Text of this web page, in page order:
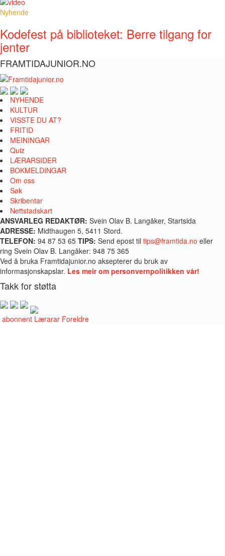
Nyhende
Kodefest på biblioteket: Berre tilgang for
jenter
FRAMTIDAJUNIOR.NO
NYHENDE
KULTUR
VISSTE DU AT?
FRITID
MEININGAR
Quiz
LÆRARSIDER
BOKMELDINGAR
Om oss
Søk
Skribentar
Nettstadskart
ANSVARLEG REDAKTØR: Svein Olav B. Langåker, Startsida
ADRESSE: Midthaugen 5, 5411 Stord.
TELEFON: 94 87 53 65 TIPS: Send epost til tips@framtida.no eller
ring Svein Olav B. Langåker: 948 75 365
Ved å bruka Framtidajunior.no aksepterer du bruk av
informasjonskapslar. Les meir om personvernpolitikken vår!
Takk for støtta
abonnent Lærarar Foreldre